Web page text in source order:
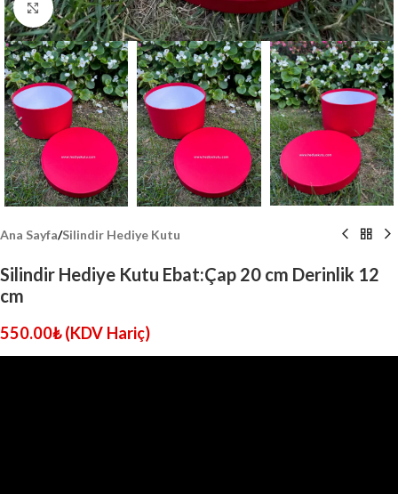
Click to enlarge
Ana Sayfa/Silindir Hediye Kutu
Silindir Hediye Kutu Ebat:Çap 20 cm Derinlik 12
cm
550.00₺ (KDV Hariç)